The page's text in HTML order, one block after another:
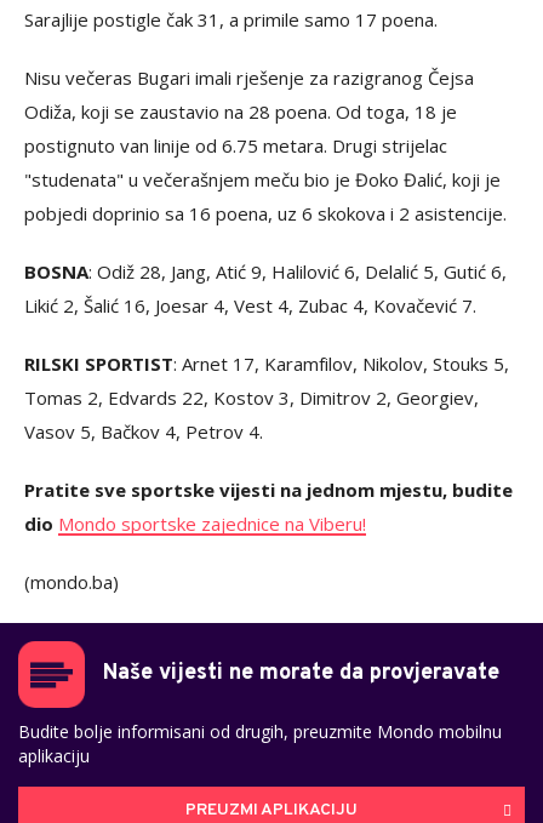
Sarajlije postigle čak 31, a primile samo 17 poena.
Nisu večeras Bugari imali rješenje za razigranog Čejsa
Odiža, koji se zaustavio na 28 poena. Od toga, 18 je
postignuto van linije od 6.75 metara. Drugi strijelac
"studenata" u večerašnjem meču bio je Đoko Đalić, koji je
pobjedi doprinio sa 16 poena, uz 6 skokova i 2 asistencije.
BOSNA: Odiž 28, Jang, Atić 9, Halilović 6, Delalić 5, Gutić 6,
Likić 2, Šalić 16, Joesar 4, Vest 4, Zubac 4, Kovačević 7.
RILSKI SPORTIST: Arnet 17, Karamfilov, Nikolov, Stouks 5,
Tomas 2, Edvards 22, Kostov 3, Dimitrov 2, Georgiev,
Vasov 5, Bačkov 4, Petrov 4.
Pratite sve sportske vijesti na jednom mjestu, budite
dio Mondo sportske zajednice na Viberu!
(mondo.ba)
Naše vijesti ne morate da provjeravate
Budite bolje informisani od drugih, preuzmite Mondo mobilnu
aplikaciju
PREUZMI APLIKACIJU